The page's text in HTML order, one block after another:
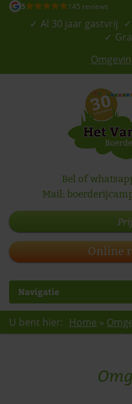
5 145 reviews
Al 30 jaar gastvrij
Bel of
Mail:
Online
Navigatie
U bent hier: Home »